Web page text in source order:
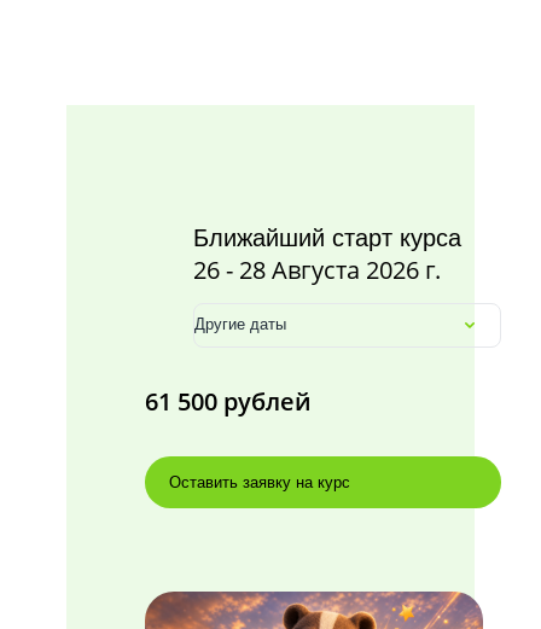
Ближайший старт курса
26 - 28 Августа 2026 г.
Другие даты
61 500 рублей
Оставить заявку на курс